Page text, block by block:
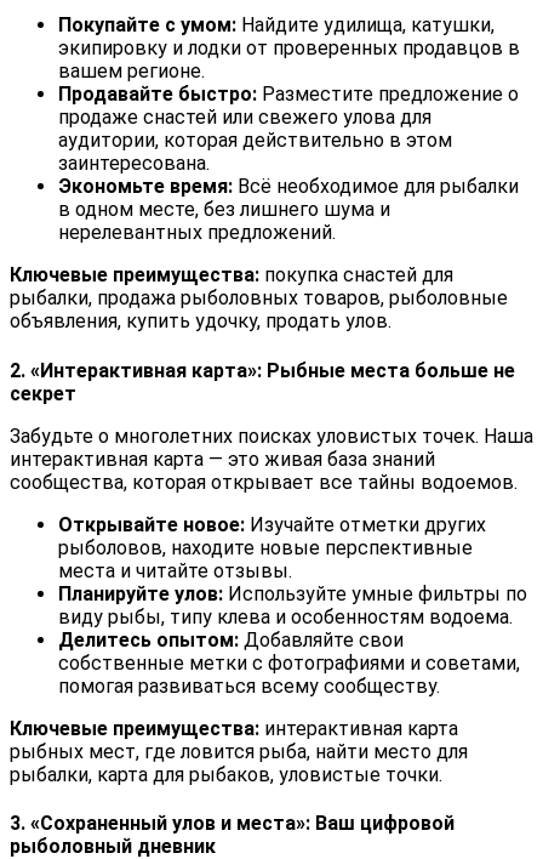
Покупайте с умом: Найдите удилища, катушки,
экипировку и лодки от проверенных продавцов в
вашем регионе.
Продавайте быстро: Разместите предложение о
продаже снастей или свежего улова для
аудитории, которая действительно в этом
заинтересована.
Экономьте время: Всё необходимое для рыбалки
в одном месте, без лишнего шума и
нерелевантных предложений.
Ключевые преимущества: покупка снастей для
рыбалки, продажа рыболовных товаров, рыболовные
объявления, купить удочку, продать улов.
2. «Интерактивная карта»: Рыбные места больше не
секрет
Забудьте о многолетних поисках уловистых точек. Наша
интерактивная карта — это живая база знаний
сообщества, которая открывает все тайны водоемов.
Открывайте новое: Изучайте отметки других
рыболовов, находите новые перспективные
места и читайте отзывы.
Планируйте улов: Используйте умные фильтры по
виду рыбы, типу клева и особенностям водоема.
Делитесь опытом: Добавляйте свои
собственные метки с фотографиями и советами,
помогая развиваться всему сообществу.
Ключевые преимущества: интерактивная карта
рыбных мест, где ловится рыба, найти место для
рыбалки, карта для рыбаков, уловистые точки.
3. «Сохраненный улов и места»: Ваш цифровой
рыболовный дневник